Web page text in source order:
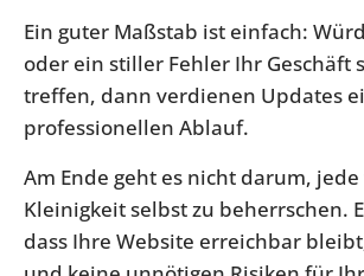
Ein guter Maßstab ist einfach:
oder ein stiller Fehler Ihr Geschäft
treffen, dann verdienen Updates
professionellen Ablauf.
Am Ende geht es nicht darum,
Kleinigkeit selbst zu beherrschen.
dass Ihre Website erreichbar